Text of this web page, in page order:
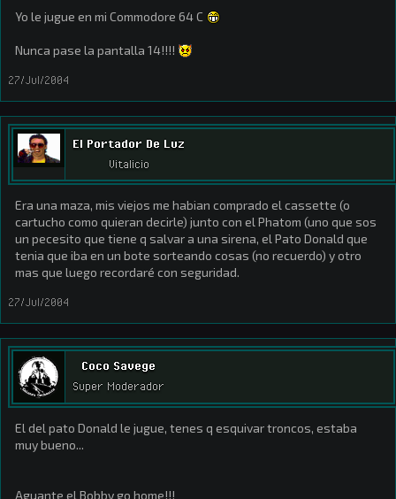
Yo le jugue en mi Commodore 64 C
Nunca pase la pantalla 14!!!!
27/Jul/2004
El Portador De Luz
Vitalicio
Era una maza, mis viejos me habian comprado el cassette (o
cartucho como quieran decirle) junto con el Phatom (uno que sos
un pecesito que tiene q salvar a una sirena, el Pato Donald que
tenia que iba en un bote sorteando cosas (no recuerdo) y otro
mas que luego recordaré con seguridad.
27/Jul/2004
Coco Savege
Super Moderador
El del pato Donald le jugue, tenes q esquivar troncos, estaba
muy bueno...
Aguante el Bobby go home!!!